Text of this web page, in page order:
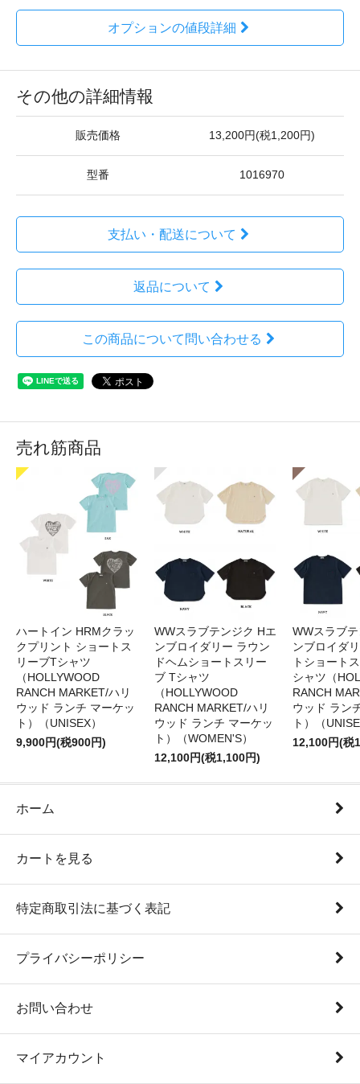
オプションの値段詳細
その他の詳細情報
販売価格 13,200円(税1,200円)
型番 1016970
支払い・配送について
返品について
この商品について問い合わせる
売れ筋商品
ハートイン HRMクラッ
クプリント ショートス
リーブTシャツ
（HOLLYWOOD
RANCH MARKET/ハリ
ウッド ランチ マーケッ
ト）（UNISEX）
9,900円(税900円)
WWスラブテンジク Hエ
ンブロイダリー ラウン
ドヘムショートスリー
ブ Tシャツ
（HOLLYWOOD
RANCH MARKET/ハリ
ウッド ランチ マーケッ
ト）（WOMEN'S）
12,100円(税1,100円)
WWスラブ
ンブロイダ
トショート
シャツ（
RANCH
ウッド ラン
ト）（
12,100円(税
ホーム
カートを見る
特定商取引法に基づく表記
プライバシーポリシー
お問い合わせ
マイアカウント